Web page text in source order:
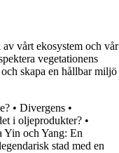
vårt ekosystem och vår
vegetationens
skapa en hållbar miljö
• Divergens •
i oljeprodukter? •
Yin och Yang: En
stad med en